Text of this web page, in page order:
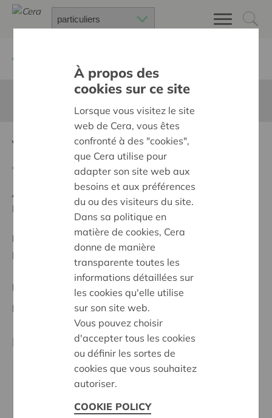
Veder Methode
Ambition:
Une société solidaire et respectueuse, sans
barrières
Programme:
Offrir à tous les mêmes chances de
participer à part entière, égale et active à la société
Project national
Dates:
01/09/2019 - 31/12/2020
Partenaire
OPENDOEK, Italiëlei 6, 2000 ANTWERPEN
info@opendoek.be
À propos des
cookies sur ce site
Lorsque vous visitez le site
web de Cera, vous êtes
confronté à des "cookies",
que Cera utilise pour
adapter son site web aux
besoins et aux préférences
du ou des visiteurs du site.
Dans sa politique en
matière de cookies, Cera
donne de manière
transparente toutes les
informations détaillées sur
les cookies qu'elle utilise
sur son site web.
Vous pouvez choisir
d'accepter tous les cookies
ou définir les sortes de
cookies que vous souhaitez
autoriser.
COOKIE POLICY